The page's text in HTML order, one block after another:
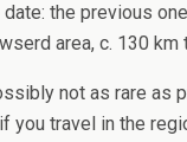
the previous
area, c. 130 km
not as rare as
you travel in the